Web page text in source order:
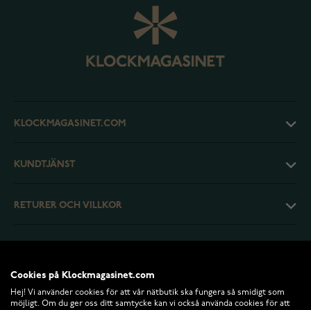
KLOCKMAGASINET.COM
KUNDTJÄNST
RETURER OCH VILLKOR
Cookies på Klockmagasinet.com
Hej! Vi använder cookies för att vår nätbutik ska fungera så smidigt som
möjligt. Om du ger oss ditt samtycke kan vi också använda cookies för att